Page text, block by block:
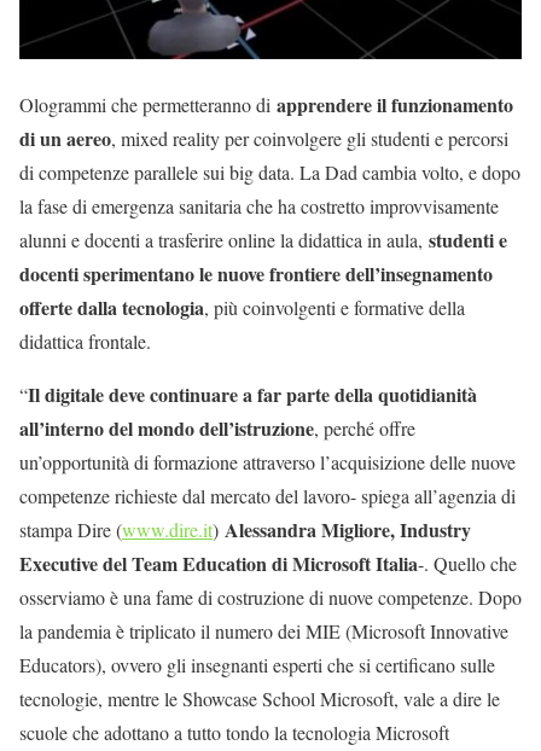
Ologrammi che permetteranno di apprendere il funzionamento
di un aereo, mixed reality per coinvolgere gli studenti e percorsi
di competenze parallele sui big data. La Dad cambia volto, e dopo
la fase di emergenza sanitaria che ha costretto improvvisamente
alunni e docenti a trasferire online la didattica in aula, studenti e
docenti sperimentano le nuove frontiere dell’insegnamento
offerte dalla tecnologia, più coinvolgenti e formative della
didattica frontale.
“Il digitale deve continuare a far parte della quotidianità
all’interno del mondo dell’istruzione, perché offre
un’opportunità di formazione attraverso l’acquisizione delle nuove
competenze richieste dal mercato del lavoro- spiega all’agenzia di
stampa Dire (www.dire.it) Alessandra Migliore, Industry
Executive del Team Education di Microsoft Italia-. Quello che
osserviamo è una fame di costruzione di nuove competenze. Dopo
la pandemia è triplicato il numero dei MIE (Microsoft Innovative
Educators), ovvero gli insegnanti esperti che si certificano sulle
tecnologie, mentre le Showcase School Microsoft, vale a dire le
scuole che adottano a tutto tondo la tecnologia Microsoft